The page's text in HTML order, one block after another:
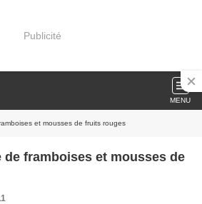
Publicité
MENU
et mousses de fruits rouges
de framboises et mousses de